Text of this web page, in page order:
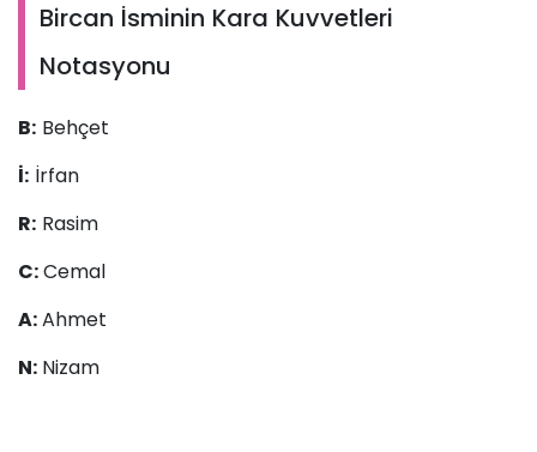
Bircan İsminin Kara Kuvvetleri
Notasyonu
B: Behçet
İ: İrfan
R: Rasim
C:Cemal
A:Ahmet
N: Nizam